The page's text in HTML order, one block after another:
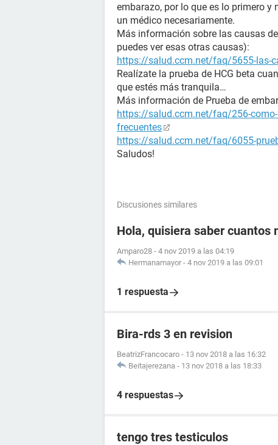
embarazo, por lo que es lo primero y
un médico necesariamente.
Más información sobre las causas
puedes ver esas otras causas):
https://salud.ccm.net/faq/5655-las-
Realízate la prueba de HCG beta
que estés más tranquila…
Más información de Prueba de
https://salud.ccm.net/faq/256-
frecuentes
https://salud.ccm.net/faq/6055-
Saludos!
Discusiones similares
Hola, quisiera saber cuantos
Amparo28 - 4 nov 2019 a las 04:19
Hermanamayor - 4 nov 2019 a las 09:01
1 respuesta
Bira-rds 3 en revision
BeatrizFrancocaro - 13 nov 2018 a las 16:32
Beitajerezana - 13 nov 2018 a las 18:33
4 respuestas
tengo tres testiculos